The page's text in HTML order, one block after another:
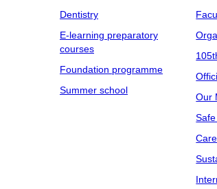
Dentistry
E-learning preparatory
courses
Foundation programme
Summer school
Our